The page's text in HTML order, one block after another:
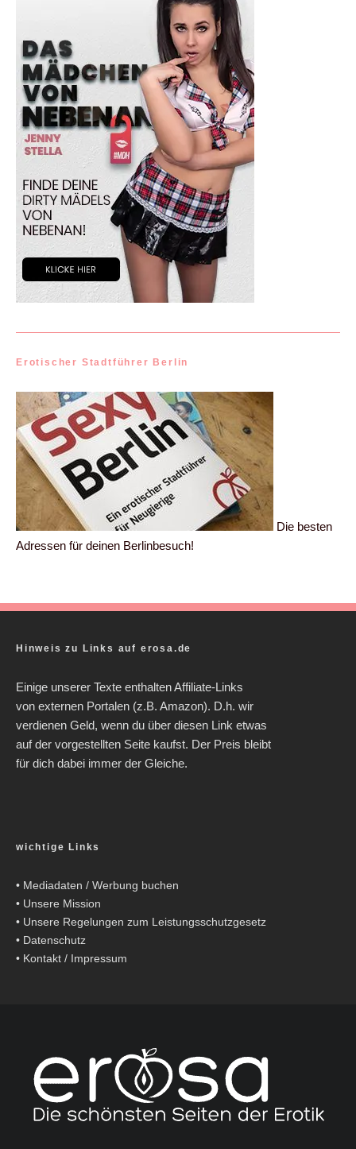
Erotischer Stadtführer Berlin
Die besten
Adressen für deinen Berlinbesuch!
Hinweis zu Links auf erosa.de
Einige unserer Texte enthalten Affiliate-Links
von externen Portalen (z.B. Amazon). D.h. wir
verdienen Geld, wenn du über diesen Link etwas
auf der vorgestellten Seite kaufst. Der Preis bleibt
für dich dabei immer der Gleiche.
wichtige Links
• Mediadaten / Werbung buchen
• Unsere Mission
• Unsere Regelungen zum Leistungsschutzgesetz
• Datenschutz
• Kontakt / Impressum